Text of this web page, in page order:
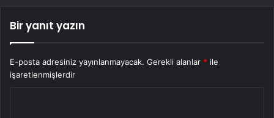
Bir yanıt yazın
E-posta adresiniz yayınlanmayacak. Gerekli alanlar * ile
işaretlenmişlerdir